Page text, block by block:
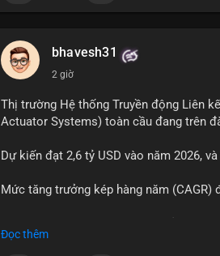
đang tái phân bổ tài sản giữa các ví
áp lực bán ngắn hạn có thể xuất hiện,
Lời khuyên ngắn gọn cho nhà đầu tư
trọng đòn bẩy. Ngược lại, nếu BTC
tích cực.
#23dot14btc #chuyenvilanh #aplucban
bhavesh31
2 giờ
Thị trường Hệ thống Truyền động Liên
Actuator Systems) toàn cầu đang trên
Dự kiến đạt 2,6 tỷ USD vào năm 2026,
Mức tăng trưởng kép hàng năm (CAGR)
Đọc thêm